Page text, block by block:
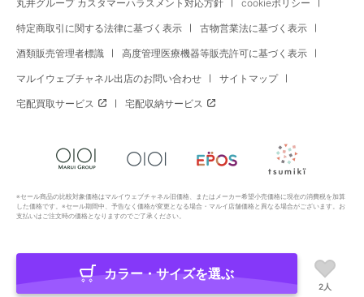
丸井グループ カスタマーハラスメント対応方針 cookieポリシー
特定商取引に関する法律に基づく表示 古物営業法に基づく表示
酒類販売管理者標識 高度管理医療機器等販売許可に基づく表示
マルイウェブチャネル出店のお問い合わせ サイトマップ
宅配買取サービス 宅配収納サービス
※セール商品の比較対象価格はマルイウェブチャネル旧価格、またはメーカー希望小売価格に現在の消費税を加算
した価格です。※セール期間中、予告なく価格が変更となる場合・マルイ店舗価格と異なる場合がございます。お
支払いはご注文時の価格となりますのでご了承ください。
Copyright All Rights Reserved. MARUI Co., Ltd
カラー・サイズを選ぶ
2人